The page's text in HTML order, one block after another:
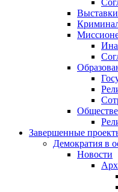
Завершенные
Демократия в
Новости